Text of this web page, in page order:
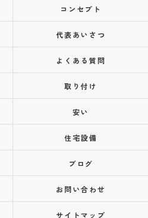
コンセプト
代表あいさつ
よくある質問
取り付け
安い
住宅設備
ブログ
お問い合わせ
サイトマップ